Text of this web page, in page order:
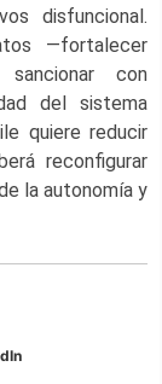
disfuncional.
—fortalecer
sancionar con
del sistema
quiere reducir
reconfigurar
la autonomía y